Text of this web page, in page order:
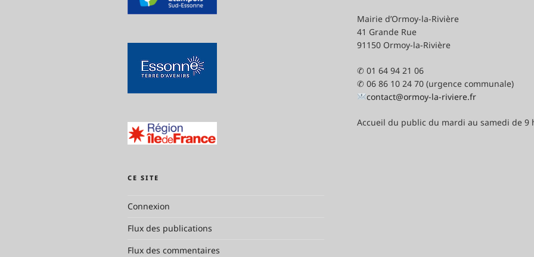
CE SITE
Connexion
Flux des publications
Flux des commentaires
Mairie d’Ormoy-la-Rivière
41 Grande Rue
91150 Ormoy-la-Rivière
✆ 01 64 94 21 06
✆ 06 86 10 24 70 (urgence communale)
contact@ormoy-la-riviere.fr
Accueil du public du mardi au samedi de 9